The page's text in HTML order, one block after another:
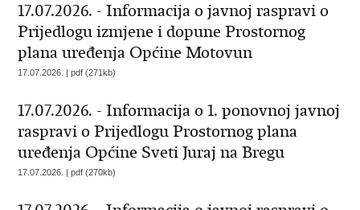
17.07.2026. - Informacija o javnoj raspravi o
Prijedlogu izmjene i dopune Prostornog
plana uređenja Općine Motovun
17.07.2026. | pdf (271kb)
17.07.2026. - Informacija o 1. ponovnoj javnoj
raspravi o Prijedlogu Prostornog plana
uređenja Općine Sveti Juraj na Bregu
17.07.2026. | pdf (270kb)